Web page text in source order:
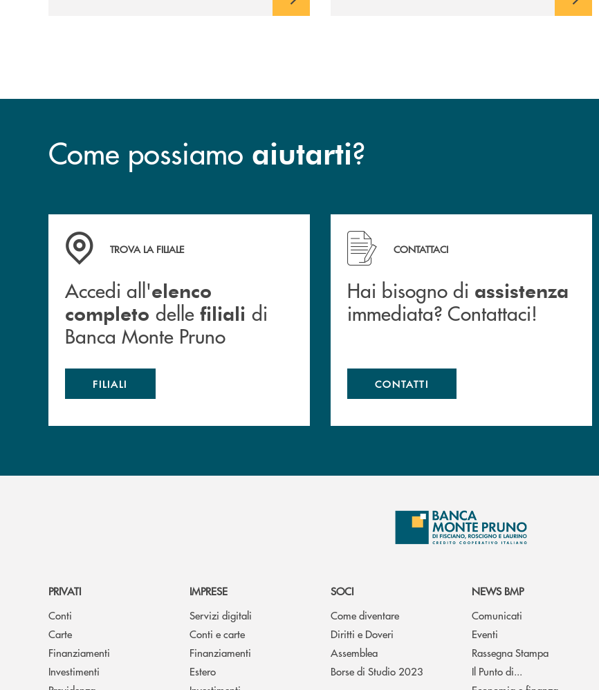
Come possiamo aiutarti?
Accedi all' elenco completo&nbsp; delle&nbsp; filiali&nbsp; di Banca Monte Pruno
TROVA LA FILIALE
Accedi all'elenco
completo delle filiali di
Banca Monte Pruno
FILIALI
Hai bisogno di assistenza immediata? Contattaci!
CONTATTACI
Hai bisogno di assistenza
immediata? Contattaci!
CONTATTI
PRIVATI
Conti
Carte
Finanziamenti
Investimenti
IMPRESE
Servizi digitali
Conti e carte
Finanziamenti
Estero
SOCI
Come diventare
Diritti e Doveri
Assemblea
Borse di Studio 2023
NEWS BMP
Comunicati
Eventi
Rassegna Stampa
Il Punto di...